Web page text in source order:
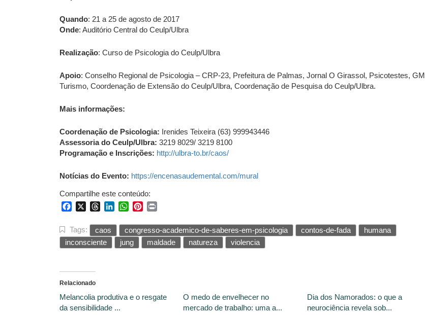
Quando: 21 a 25 de agosto de 2017
Onde: Auditório Central do Ceulp/Ulbra
Realização: Curso de Psicologia do Ceulp/Ulbra
Apoio: Conselho Regional de Psicologia – CRP-23, Prefeitura de Palmas, Jornal O Girassol, Psicotestes, GM
Turismo, Coordenação de Extensão do Ceulp/Ulbra, Coordenação de Pesquisa do Ceulp/Ulbra.
Mais informações:
Coordenação de Psicologia: Irenides Teixeira (63) 999943446
Assessoria do Ceulp/Ulbra: 3219 8029/ 3219 8100
Programação e Inscrições: http://ulbra-to.br/caos/
Notícias do Evento: https://encenasaudemental.com/mural
Compartilhe este conteúdo:
FacebookThreadsLinkedInWhatsApp
Pinterest
Tags: caos congresso-academico-de-saberes-em-psicologia contos-de-fada
humana
inconsciente
jung maldade natureza violencia
Relacionado
Melancolia produtiva e o resgate
da sensibilidade ...
O medo de envelhecer no
mercado de trabalho: uma a...
Dia dos Namorados: o que a
neurociência revela sob...